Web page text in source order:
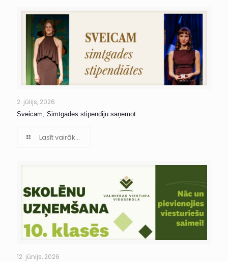
2. jūlijs, 2026
Sveicam, Simtgades stipendiju saņemot
Lasīt vairāk...
12. jūnijs, 2026